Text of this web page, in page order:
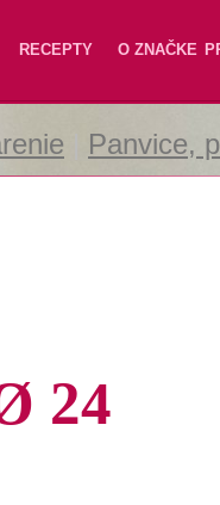
RECEPTY O ZNAČKE
Panvice,
24